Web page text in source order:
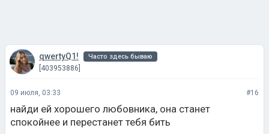
qwertyQ1! Часто здесь бываю
[403953886]
09 июля, 03:33 #16
найди ей хорошего любовника, она станет
спокойнее и перестанет тебя бить